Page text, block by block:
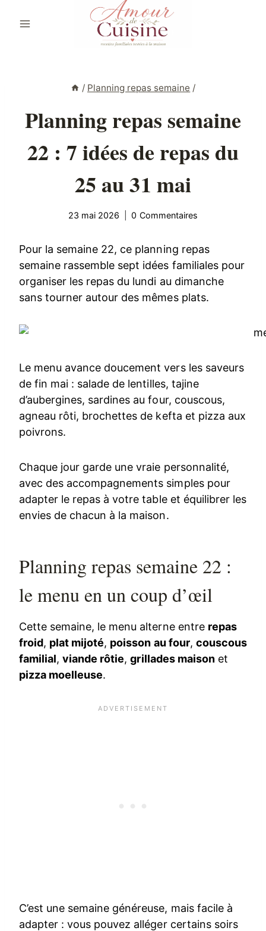
/ Planning repas semaine /
Planning repas semaine
22 : 7 idées de repas du
25 au 31 mai
23 mai 2026 0 Commentaires
Pour la semaine 22, ce planning repas
semaine rassemble sept idées familiales pour
organiser les repas du lundi au dimanche
sans tourner autour des mêmes plats.
Le menu avance doucement vers les saveurs
de fin mai : salade de lentilles, tajine
d’aubergines, sardines au four, couscous,
agneau rôti, brochettes de kefta et pizza aux
poivrons.
Chaque jour garde une vraie personnalité,
avec des accompagnements simples pour
adapter le repas à votre table et équilibrer les
envies de chacun à la maison.
Planning repas semaine 22 :
le menu en un coup d’œil
Cette semaine, le menu alterne entre repas
froid, plat mijoté, poisson au four, couscous
familial,viande rôtie,grillades maisonet
pizza moelleuse.
C’est une semaine généreuse, mais facile à
adapter : vous pouvez alléger certains soirs